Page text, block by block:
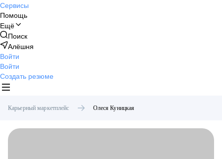
Сервисы
Помощь
Ещё
Поиск
Алёшня
Войти
Войти
Создать резюме
Карьерный маркетплейс Олеся Куницкая